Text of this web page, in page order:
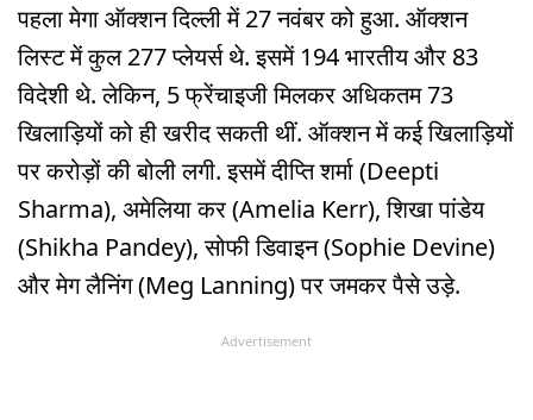
पहला मेगा ऑक्शन दिल्ली में 27 नवंबर को हुआ. ऑक्शन
लिस्ट में कुल 277 प्लेयर्स थे. इसमें 194 भारतीय और 83
विदेशी थे. लेकिन, 5 फ्रेंचाइजी मिलकर अधिकतम 73
खिलाड़ियों को ही खरीद सकती थीं. ऑक्शन में कई खिलाड़ियों
पर करोड़ों की बोली लगी. इसमें दीप्ति शर्मा (Deepti
Sharma), अमेलिया कर (Amelia Kerr), श‍िखा पांडेय
(Shikha Pandey), सोफी डिवाइन (Sophie Devine)
और मेग लैनिंग (Meg Lanning) पर जमकर पैसे उड़े.
Advertisement